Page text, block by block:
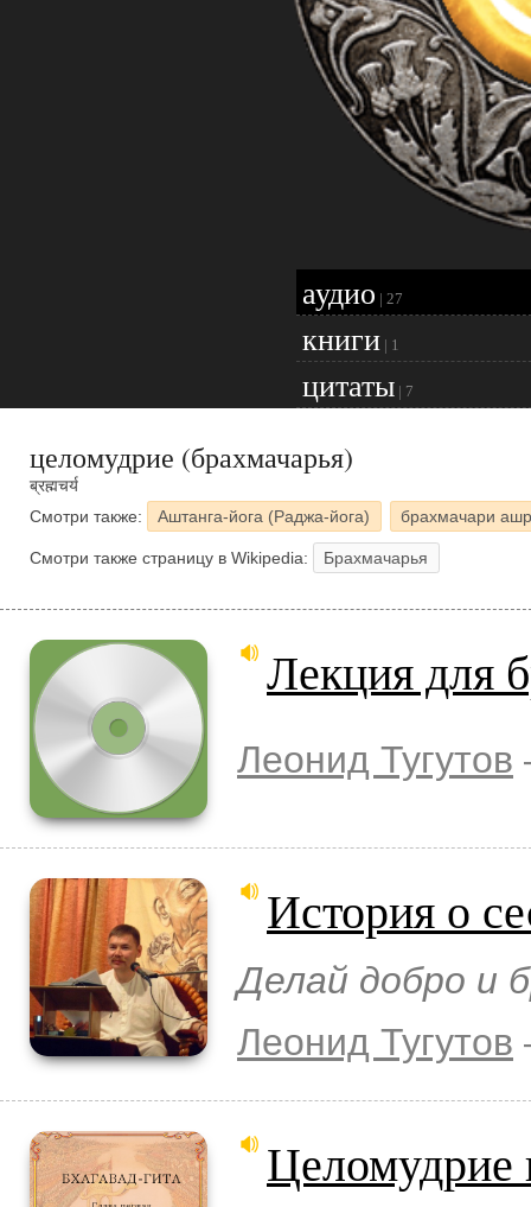
аудио | 27
книги | 1
цитаты | 7
целомудрие (брахмачарья)
ब्रह्मचर्य
Смотри также:
Аштанга-йога (Раджа-йога) брахмачари
Смотри также страницу в Wikipedia: Брахмачарья
Лекция для
Леонид Тугутов
История о
Делай добро и
Леонид Тугутов